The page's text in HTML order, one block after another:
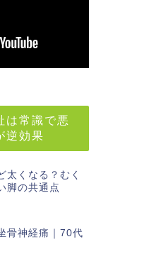
は常識で悪
逆効果
太くなる？むく
脚の共通点
骨神経痛｜70代